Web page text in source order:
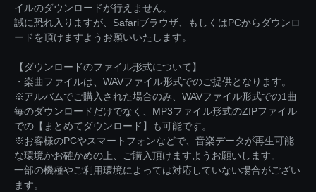
イルのダウンロードが行えません。
誠に恐れ入りますが、Safariブラウザ、もしくはPCからダウンロ
ードを頂けますようお願いいたします。
【ダウンロードのファイル形式について】
・楽曲ファイルは、WAVファイル形式でのご提供となります。
※アルバムでご購入された場合のみ、WAVファイル形式での1曲
毎のダウンロードだけでなく、MP3ファイル形式のZIPファイル
での【まとめてダウンロード】も可能です。
※お客様のPCやスマートフォンなどで、音楽データが再生可能
な環境かお確かめの上、ご購入頂けますようお願いします。
一部の機種やご利用環境によっては対応していない場合がござい
ます。